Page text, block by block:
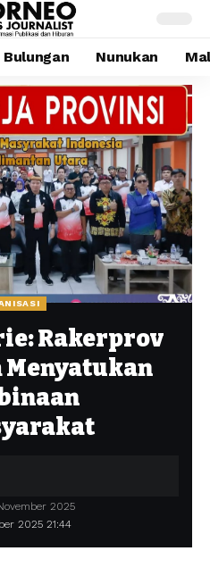
Bulungan Nunukan
Rakerprov
Menyatukan
2025 21:44
2025